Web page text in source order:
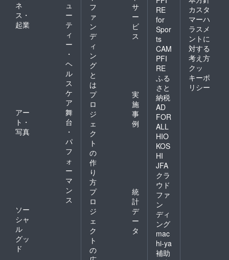
ネ
ス・
起業
ュ
ー
テ
ィ
ー
・
ヘ
ル
ス
ケ
ア
アー
ト・
写真
舞
台
・
パ
フ
ォ
ー
マ
ン
ス
ソー
シャ
ル
グッ
ド
フ
ァ
ン
デ
ィ
ン
グ
と
は
サ
ー
ビ
ス
プ
ロ
ジ
ェ
ク
ト
の
作
り
方
実
施
事
例
プ
ロ
ジ
ェ
ク
ト
の
統
計
デ
ー
タ
RE
for
Spor
ts
CAM
PFI
RE
ふる
さと
納税
AD
FOR
ALL
HIO
KOS
HI
JFA
クラ
ウド
ファ
ン
ディ
ング
mac
hi-ya
補助
カスタ
マーハ
ラスメ
ントに
対する
考え方
クッ
キーポ
リシー